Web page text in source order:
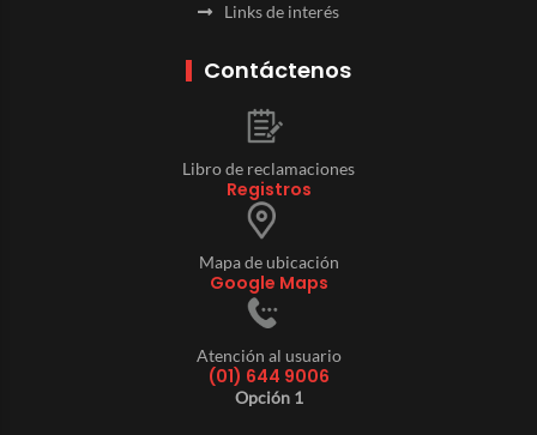
Links de interés
Contáctenos
Libro de reclamaciones
Registros
Mapa de ubicación
Google Maps
Atención al usuario
(01) 644 9006
Opción 1